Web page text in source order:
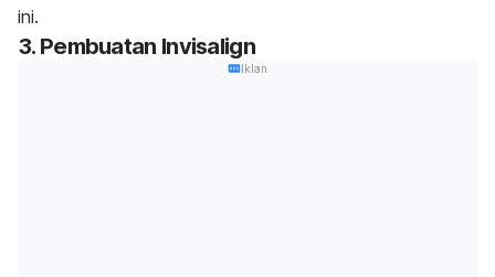
ini.
3. Pembuatan Invisalign
Iklan